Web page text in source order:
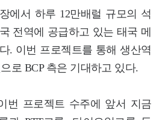
에서 하루 12만배럴 규모의 석
전역에 공급하고 있는 태국 메
. 이번 프로젝트를 통해 생산역
로 BCP 측은 기대하고 있다.
번 프로젝트 수주에 앞서 지금